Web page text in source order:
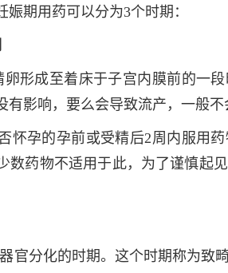
期用药可以分为3个时期：
形成至着床于子宫内膜前的一
有影响，要么会导致流产，一般不
怀孕的孕前或受精后2周内服用
数药物不适用于此，为了谨慎起
官分化的时期。这个时期称为致